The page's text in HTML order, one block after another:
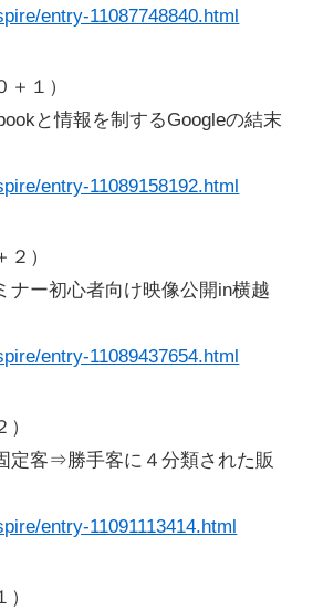
entry-11087748840.html
＋１）
と情報を制するGoogleの結末
entry-11089158192.html
）
ナー初心者向け映像公開in横越
entry-11089437654.html
客⇒勝手客に４分類された販
entry-11091113414.html